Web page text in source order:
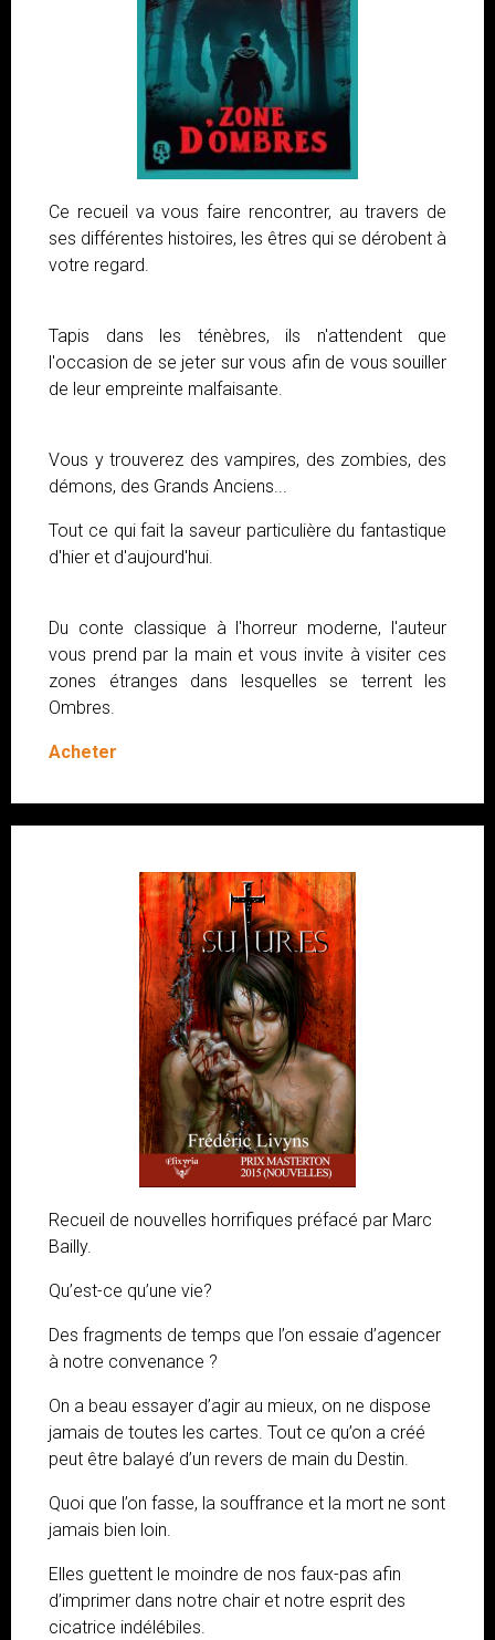
Ce recueil va vous faire rencontrer, au travers de
ses différentes histoires, les êtres qui se dérobent à
votre regard.
Tapis dans les ténèbres, ils n'attendent que
l'occasion de se jeter sur vous afin de vous souiller
de leur empreinte malfaisante.
Vous y trouverez des vampires, des zombies, des
démons, des Grands Anciens...
Tout ce qui fait la saveur particulière du fantastique
d'hier et d'aujourd'hui.
Du conte classique à l'horreur moderne, l'auteur
vous prend par la main et vous invite à visiter ces
zones étranges dans lesquelles se terrent les
Ombres.
Acheter
Recueil de nouvelles horrifiques préfacé par Marc
Bailly.
Qu’est-ce qu’une vie?
Des fragments de temps que l’on essaie d’agencer
à notre convenance ?
On a beau essayer d’agir au mieux, on ne dispose
jamais de toutes les cartes. Tout ce qu’on a créé
peut être balayé d’un revers de main du Destin.
Quoi que l’on fasse, la souffrance et la mort ne sont
jamais bien loin.
Elles guettent le moindre de nos faux-pas afin
d’imprimer dans notre chair et notre esprit des
cicatrice indélébiles.